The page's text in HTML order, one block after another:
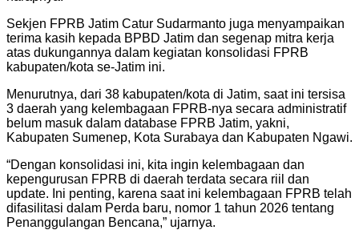
Sekjen FPRB Jatim Catur Sudarmanto juga menyampaikan
terima kasih kepada BPBD Jatim dan segenap mitra kerja
atas dukungannya dalam kegiatan konsolidasi FPRB
kabupaten/kota se-Jatim ini.
Menurutnya, dari 38 kabupaten/kota di Jatim, saat ini tersisa
3 daerah yang kelembagaan FPRB-nya secara administratif
belum masuk dalam database FPRB Jatim, yakni,
Kabupaten Sumenep, Kota Surabaya dan Kabupaten Ngawi.
“Dengan konsolidasi ini, kita ingin kelembagaan dan
kepengurusan FPRB di daerah terdata secara riil dan
update. Ini penting, karena saat ini kelembagaan FPRB telah
difasilitasi dalam Perda baru, nomor 1 tahun 2026 tentang
Penanggulangan Bencana,” ujarnya.